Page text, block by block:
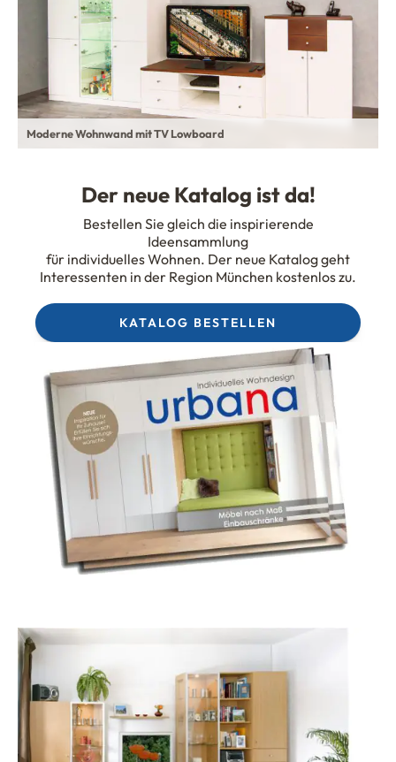
Moderne Wohnwand mit TV Lowboard
Der neue Katalog ist da!
Bestellen Sie gleich die inspirierende
Ideensammlung
für individuelles Wohnen. Der neue Katalog geht
Interessenten in der Region München kostenlos zu.
KATALOG BESTELLEN